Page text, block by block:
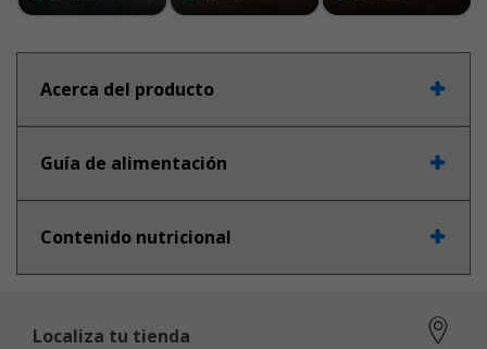
Acerca del producto
Guía de alimentación
Contenido nutricional
Localiza tu tienda